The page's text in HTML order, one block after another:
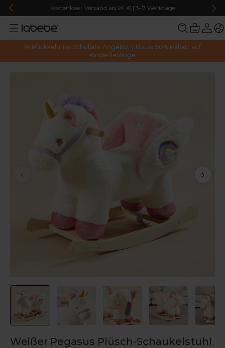
Kostenloser Versand ab 99 € | 3–7 Werktage
🎒 Rückkehr ins Schuljahr Angebot｜Bis zu 50% Rabatt auf
Kinderlieblinge
Weißer Pegasus Plüsch-Schaukelstuhl